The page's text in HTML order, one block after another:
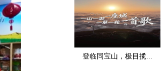
登临同宝山，极目揽...